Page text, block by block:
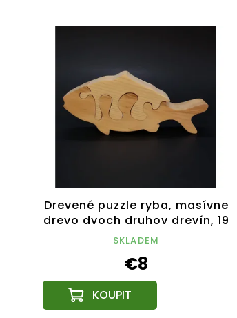
Drevené puzzle ryba, masívne
drevo dvoch druhov drevín, 19
cm
SKLADEM
€8